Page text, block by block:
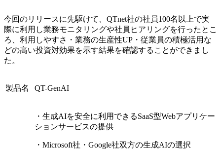
今回のリリースに先駆けて、QTnet社の社員100名以上で実
際に利用し業務モニタリングや社員ヒアリングを行ったとこ
ろ、利用しやすさ・業務の生産性UP・従業員の積極活用な
どの高い投資対効果を示す結果を確認することができまし
た。
製品名 QT-GenAI
・生成AIを安全に利用できるSaaS型Webアプリケー
ションサービスの提供
・Microsoft社・Google社双方の生成AIの選択